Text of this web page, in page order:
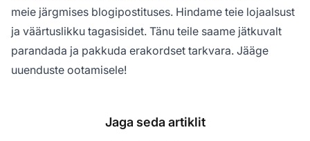
meie järgmises blogipostituses. Hindame teie lojaalsust
ja väärtuslikku tagasisidet. Tänu teile saame jätkuvalt
parandada ja pakkuda erakordset tarkvara. Jääge
uuenduste ootamisele!
Jaga seda artiklit